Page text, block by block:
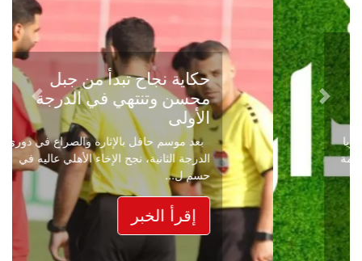
حكاية نجاح تبدأ من جبل
محسن وتنتهي في الدرجة
الأولى
بعد موسم حافل بالإثارة والصراع في دوري
الدرجة الثانية، نجح الإخاء الأهلي عاليه في
حسم ل...
إقرأ الخبر
Previous
Next